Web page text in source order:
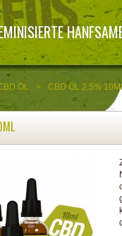
ÖL > CBD ÖL 2,5%